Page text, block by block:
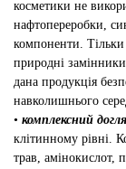
косметики не
нафтопереробки,
компоненти. Тільки
природні
дана продукція
навколишнього
• комплексний
клітинному рівні.
трав, амінокислот,